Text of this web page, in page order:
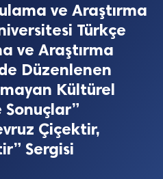
ve Araştırma
Türkçe
ve Araştırma
Düzenlenen
Kültürel
Çiçektir,
Sergisi